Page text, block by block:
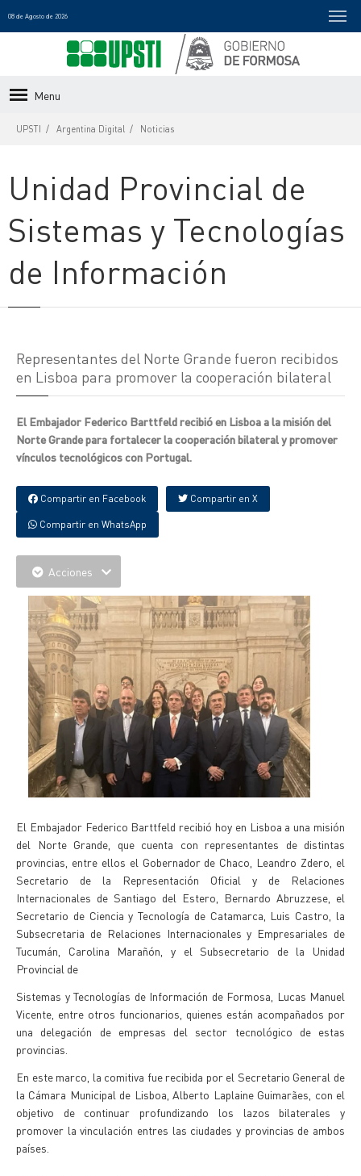
08 de Agosto de 2026
Menu
UPSTI Argentina Digital Noticias
Unidad Provincial de
Sistemas y Tecnologías
de Información
Representantes del Norte Grande fueron recibidos
en Lisboa para promover la cooperación bilateral
El Embajador Federico Barttfeld recibió en Lisboa a la misión del
Norte Grande para fortalecer la cooperación bilateral y promover
vínculos tecnológicos con Portugal.
Compartir en Facebook Compartir en X
Compartir en WhatsApp
Acciones
El Embajador Federico Barttfeld recibió hoy en Lisboa a una misión
del Norte Grande, que cuenta con representantes de distintas
provincias, entre ellos el Gobernador de Chaco, Leandro Zdero, el
Secretario de la Representación Oficial y de Relaciones
Internacionales de Santiago del Estero, Bernardo Abruzzese, el
Secretario de Ciencia y Tecnología de Catamarca, Luis Castro, la
Subsecretaria de Relaciones Internacionales y Empresariales de
Tucumán, Carolina Marañón, y el Subsecretario de la Unidad
Provincial de
Sistemas y Tecnologías de Información de Formosa, Lucas Manuel
Vicente, entre otros funcionarios, quienes están acompañados por
una delegación de empresas del sector tecnológico de estas
provincias.
En este marco, la comitiva fue recibida por el Secretario General de
la Cámara Municipal de Lisboa, Alberto Laplaine Guimarães, con el
objetivo de continuar profundizando los lazos bilaterales y
promover la vinculación entres las ciudades y provincias de ambos
países.